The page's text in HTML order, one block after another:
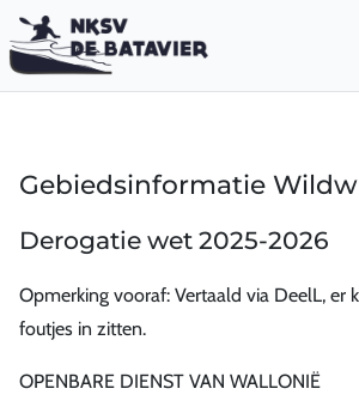
Gebiedsinformatie
Derogatie wet 2025-2026
Opmerking vooraf: Vertaald via DeelL, er
foutjes in zitten.
OPENBARE DIENST VAN WALLONIË